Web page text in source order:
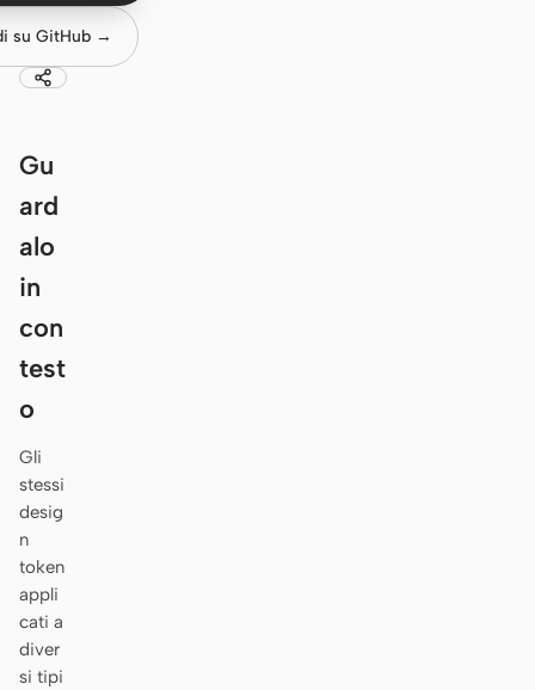
DeepSeek TUI
Trae CLI
Pi
Mistral Vibe CLI
Qoder CLI
su GitHub →
Gu
ard
alo
in
con
test
o
Gli
stessi
desig
n
token
appli
cati a
diver
si tipi